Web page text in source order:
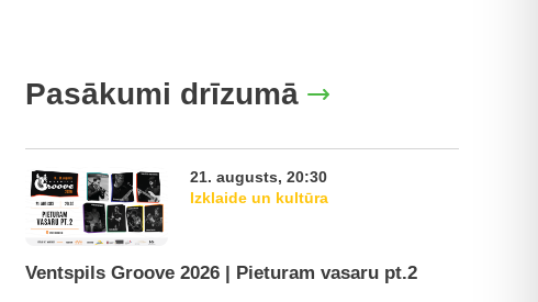
Pasākumi drīzumā
21. augusts, 20:30
Izklaide un kultūra
Ventspils Groove 2026 | Pieturam vasaru pt.2